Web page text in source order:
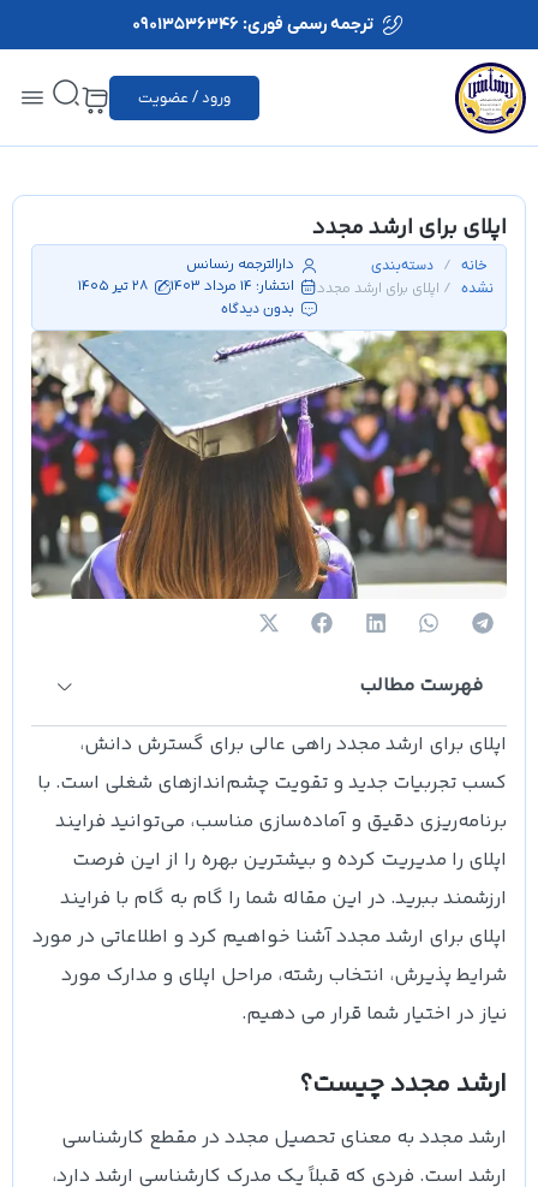
ترجمه رسمی فوری: 09013536346
ورود / عضویت
اپلای برای ارشد مجدد
خانه / دسته‌بندی
نشده / اپلای برای ارشد مجدد
دارالترجمه رنسانس
انتشار: 14 مرداد 1403 28 تیر 1405
بدون دیدگاه
فهرست مطالب
اپلای برای ارشد مجدد راهی عالی برای گسترش دانش،
کسب تجربیات جدید و تقویت چشم‌اندازهای شغلی است. با
برنامه‌ریزی دقیق و آماده‌سازی مناسب، می‌توانید فرایند
اپلای را مدیریت کرده و بیشترین بهره را از این فرصت
ارزشمند ببرید. در این مقاله شما را گام به گام با فرایند
اپلای برای ارشد مجدد آشنا خواهیم کرد و اطلاعاتی در مورد
شرایط پذیرش، انتخاب رشته، مراحل اپلای و مدارک مورد
نیاز در اختیار شما قرار می‌ دهیم.
ارشد مجدد چیست؟
ارشد مجدد به معنای تحصیل مجدد در مقطع کارشناسی
ارشد است. فردی که قبلاً یک مدرک کارشناسی ارشد دارد،